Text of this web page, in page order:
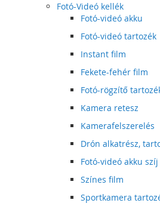
Fotó-Videó kellék
Fotó-videó akku
Fotó-videó tartozék
Instant film
Fekete-fehér film
Fotó-rögzítő
Kamera retesz
Kamerafelszerelés
Drón alkatrész,
Fotó-videó akku szíj
Színes film
Sportkamera